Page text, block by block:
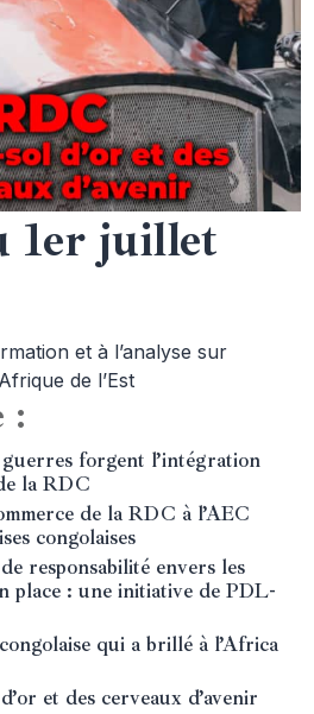
1er juillet
et à l’analyse sur
de l’Est
:
forgent l’intégration
la RDC
de la RDC à l’AEC
congolaises
responsabilité envers les
place : une initiative de PDL-
qui a brillé à l’Africa
et des cerveaux d’avenir